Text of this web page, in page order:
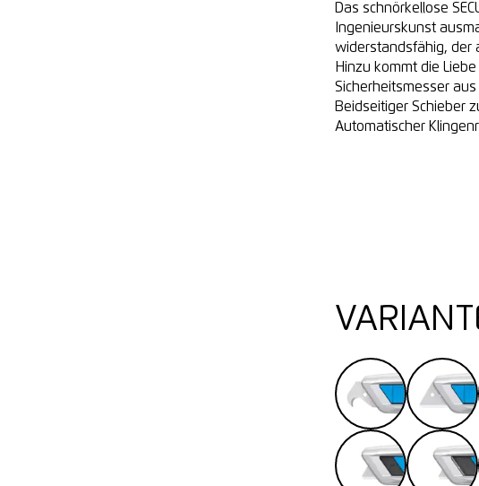
Das schnörkellose
Ingenieurskunst
widerstandsfähig, der
Hinzu kommt die Liebe
Sicherheitsmesser
Beidseitiger Schieber
Automatischer